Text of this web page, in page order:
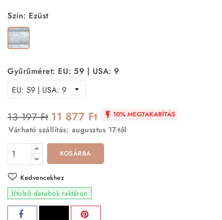
Szín: Ezüst
Ezüst
Gyűrűméret: EU: 59 | USA: 9
13 197 Ft 11 877 Ft  10% MEGTAKARÍTÁS
Várható szállítás: augusztus 17-től
KOSÁRBA
Kedvencekhez
Utolsó darabok raktáron